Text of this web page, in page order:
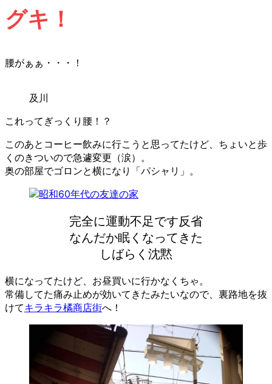
グキ！
腰がぁぁ・・・！
及川
これってぎっくり腰！？
このあとコーヒー飲みに行こうと思ってたけど、ちょいと歩
くのきついので急遽変更（涙）。
奥の部屋でゴロンと横になり「パシャリ」。
完全に運動不足です反省
なんだか眠くなってきた
しばらく沈黙
横になってたけど、お昼買いに行かなくちゃ。
常備してた痛み止めが効いてきたみたいなので、裏路地を抜
けてキラキラ橘商店街へ！